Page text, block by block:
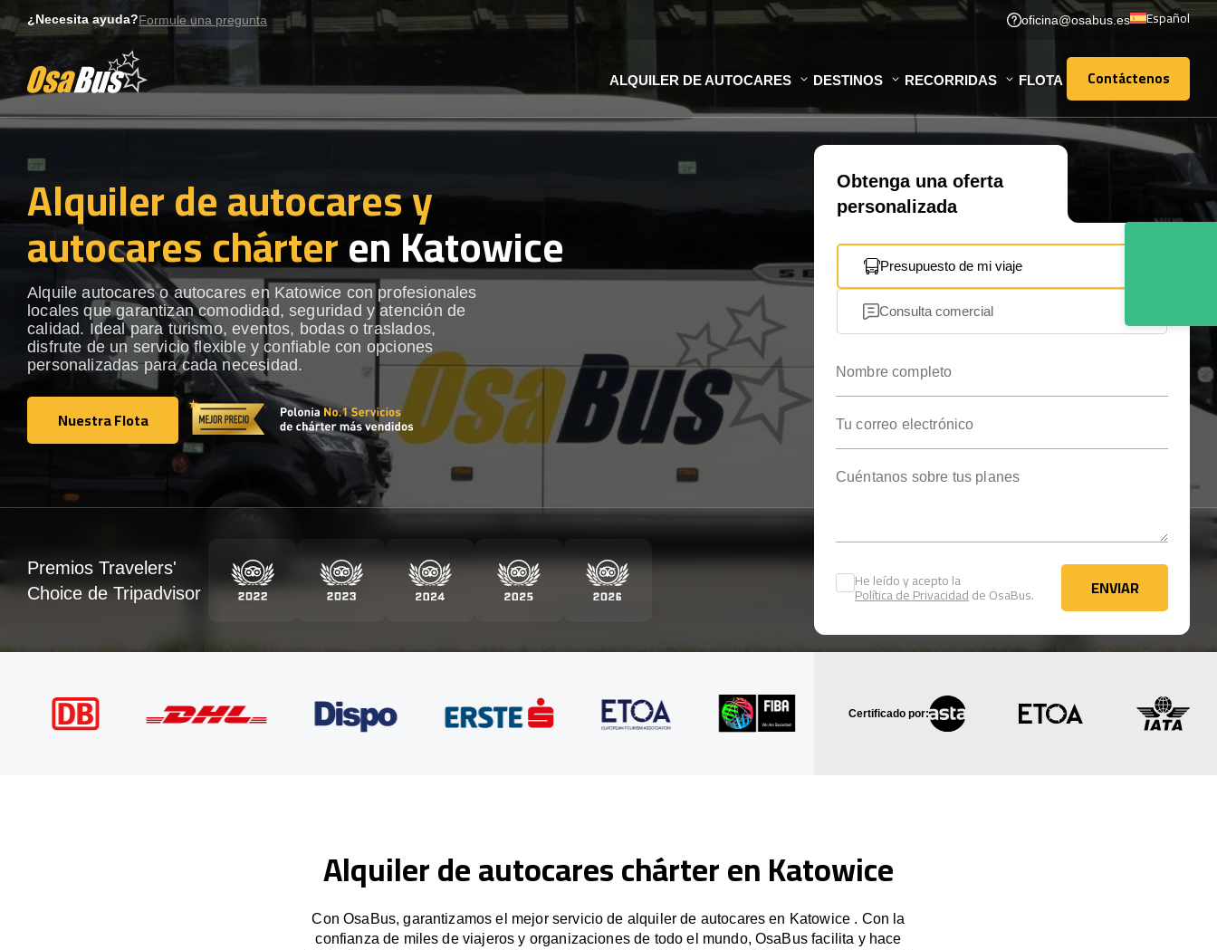
to
¿Necesita ayuda?Formule una pregunta oficina@osabus.es Español
ALQUILER DE AUTOCARES DESTINOS RECORRIDAS FLOTA Contáctenos
Contáctenos
Alquiler de autocares y
autocares chárteren Katowice
Alquile autocares o autocares en Katowice con profesionales
locales que garantizan comodidad, seguridad y atención de
calidad. Ideal para turismo, eventos, bodas o traslados,
disfrute de un servicio flexible y confiable con opciones
personalizadas para cada necesidad.
Nuestra Flota
Nuestra Flota
Obtenga una oferta
personalizada
Presupuesto de mi viaje
Consulta comercial
He leído y acepto la
Política de Privacidadde OsaBus. ENVIAR
ENVIAR
Premios Travelers'
Choice de Tripadvisor
Certificado por:
Alquiler de autocares chárter en Katowice
Con OsaBus, garantizamos el mejor servicio de alquiler de autocares en Katowice . Con la
confianza de miles de viajeros y organizaciones de todo el mundo, OsaBus facilita y hace